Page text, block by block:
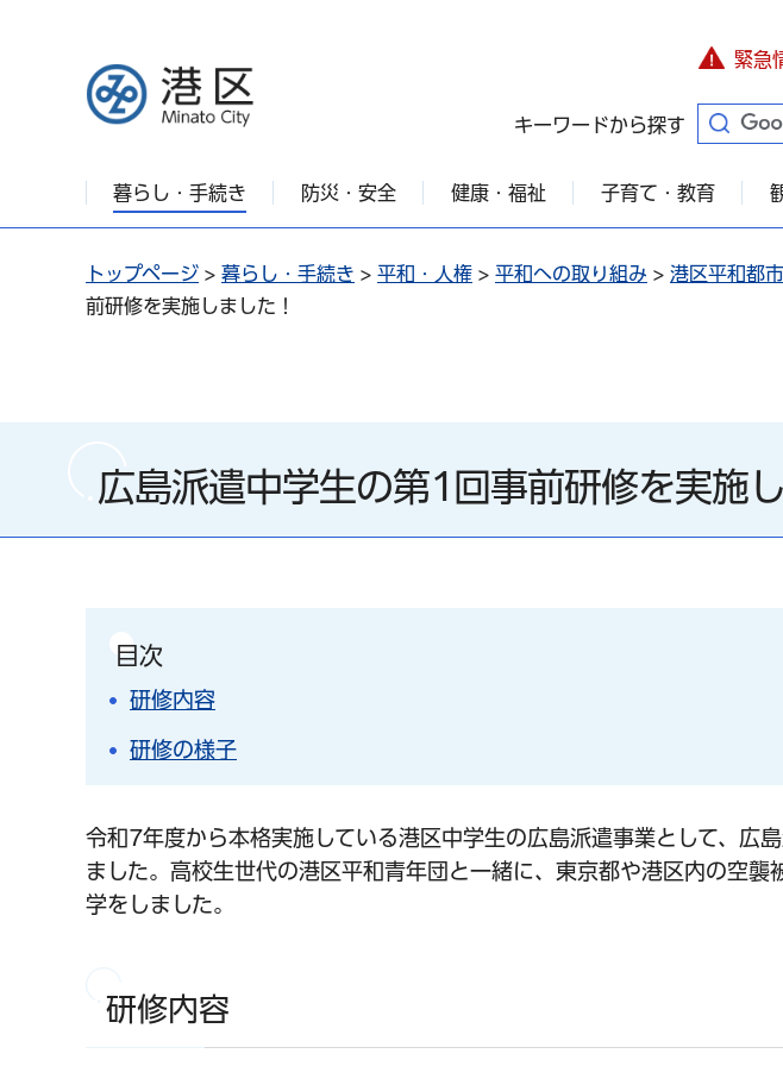
港区
緊急
キーワードから探す
暮らし・手続き 防災・安全 健康・福祉 子育て・教育
トップページ > 暮らし・手続き > 平和・人権 > 平和への取り組み > 港区平和都
前研修を実施しました！
広島派遣中学生の第1回事前研修を実施し
目次
研修内容
研修の様子
令和7年度から本格実施している港区中学生の広島派遣事業として、広
ました。高校生世代の港区平和青年団と一緒に、東京都や港区内の空襲
学をしました。
研修内容